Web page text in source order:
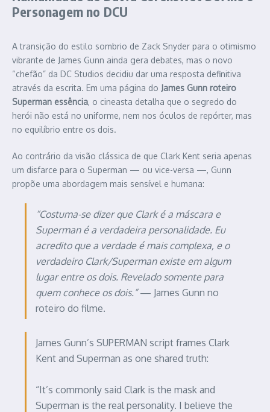
Personagem no DCU
A transição do estilo sombrio de Zack Snyder para o otimismo
vibrante de James Gunn ainda gera debates, mas o novo
“chefão” da DC Studios decidiu dar uma resposta definitiva
através da escrita. Em uma página do James Gunn roteiro
Superman essência, o cineasta detalha que o segredo do
herói não está no uniforme, nem nos óculos de repórter, mas
no equilíbrio entre os dois.
Ao contrário da visão clássica de que Clark Kent seria apenas
um disfarce para o Superman — ou vice-versa —, Gunn
propõe uma abordagem mais sensível e humana:
“Costuma-se dizer que Clark é a máscara e
Superman é a verdadeira personalidade. Eu
acredito que a verdade é mais complexa, e o
verdadeiro Clark/Superman existe em algum
lugar entre os dois. Revelado somente para
quem conhece os dois.”— James Gunn no
roteiro do filme.
James Gunn’s SUPERMAN script frames Clark
Kent and Superman as one shared truth:
“It’s commonly said Clark is the mask and
Superman is the real personality. I believe the